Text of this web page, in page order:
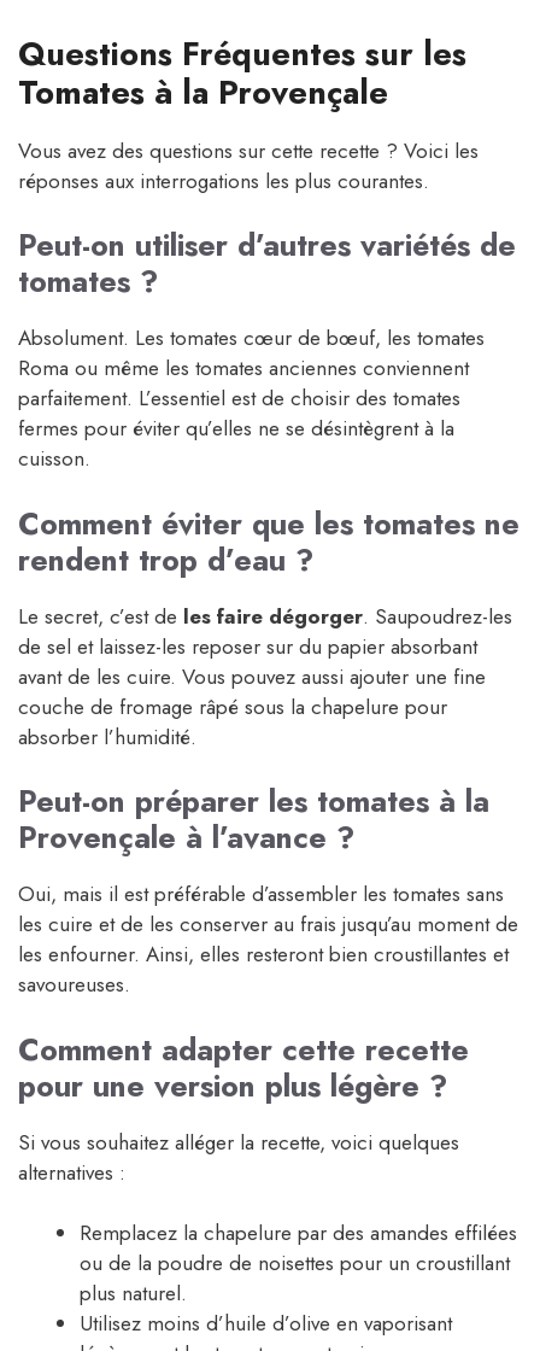
Questions Fréquentes sur les
Tomates à la Provençale
Vous avez des questions sur cette recette ? Voici les
réponses aux interrogations les plus courantes.
Peut-on utiliser d’autres variétés de
tomates ?
Absolument. Les tomates cœur de bœuf, les tomates
Roma ou même les tomates anciennes conviennent
parfaitement. L’essentiel est de choisir des tomates
fermes pour éviter qu’elles ne se désintègrent à la
cuisson.
Comment éviter que les tomates ne
rendent trop d’eau ?
Le secret, c’est de les faire dégorger. Saupoudrez-les
de sel et laissez-les reposer sur du papier absorbant
avant de les cuire. Vous pouvez aussi ajouter une fine
couche de fromage râpé sous la chapelure pour
absorber l’humidité.
Peut-on préparer les tomates à la
Provençale à l’avance ?
Oui, mais il est préférable d’assembler les tomates sans
les cuire et de les conserver au frais jusqu’au moment de
les enfourner. Ainsi, elles resteront bien croustillantes et
savoureuses.
Comment adapter cette recette
pour une version plus légère ?
Si vous souhaitez alléger la recette, voici quelques
alternatives :
Remplacez la chapelure par des amandes effilées
ou de la poudre de noisettes pour un croustillant
plus naturel.
Utilisez moins d’huile d’olive en vaporisant